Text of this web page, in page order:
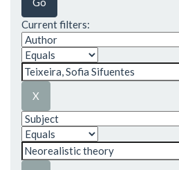
Current filters: